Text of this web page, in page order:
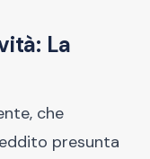
La
che
presunta